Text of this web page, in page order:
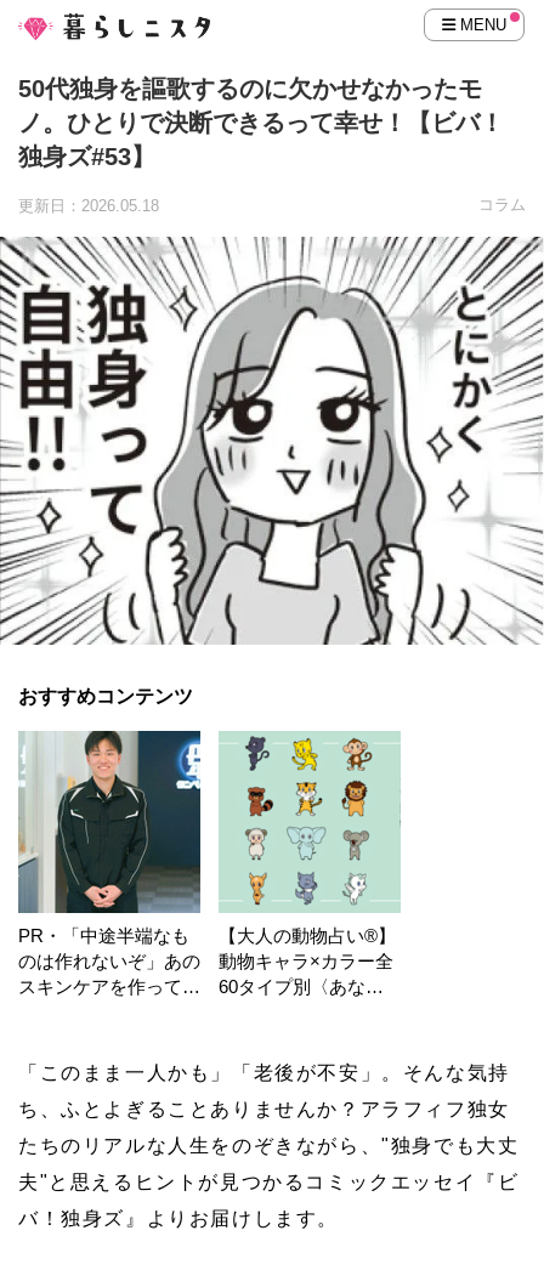
MENU
50代独身を謳歌するのに欠かせなかったモ
ノ。ひとりで決断できるって幸せ！【ビバ！
独身ズ#53】
更新日：2026.05.18 コラム
おすすめコンテンツ
PR・「中途半端なも
のは作れないぞ」あの
スキンケアを作ってい
【大人の動物占い®】
動物キャラ×カラー全
60タイプ別〈あなた
「このまま一人かも」「老後が不安」。そんな気持
ち、ふとよぎることありませんか？アラフィフ独女
たちのリアルな人生をのぞきながら、"独身でも大丈
夫"と思えるヒントが見つかるコミックエッセイ『ビ
バ！独身ズ』よりお届けします。